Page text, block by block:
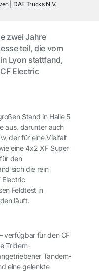
DAF Trucks N.V.
zwei Jahre
teil, die vom
Lyon stattfand,
Electric
Stand in Halle 5
aus, darunter auch
der für eine Vielfalt
eine 4x2 XF Super
den
sich die rein
Electric
Feldtest in
läuft.
verfügbar für den CF
Tridem-
Tandem-
eine gelenkte